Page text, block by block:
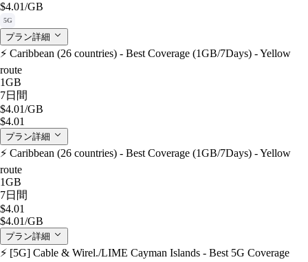
$4.01/GB
5G
プラン詳細
⚡️ Caribbean (26 countries) - Best Coverage (1GB/7Days) - Yellow
route
1GB
7日間
$4.01/GB
$4.01
プラン詳細
⚡️ Caribbean (26 countries) - Best Coverage (1GB/7Days) - Yellow
route
1GB
7日間
$4.01
$4.01/GB
プラン詳細
⚡️ [5G] Cable & Wirel./LIME Cayman Islands - Best 5G Coverage